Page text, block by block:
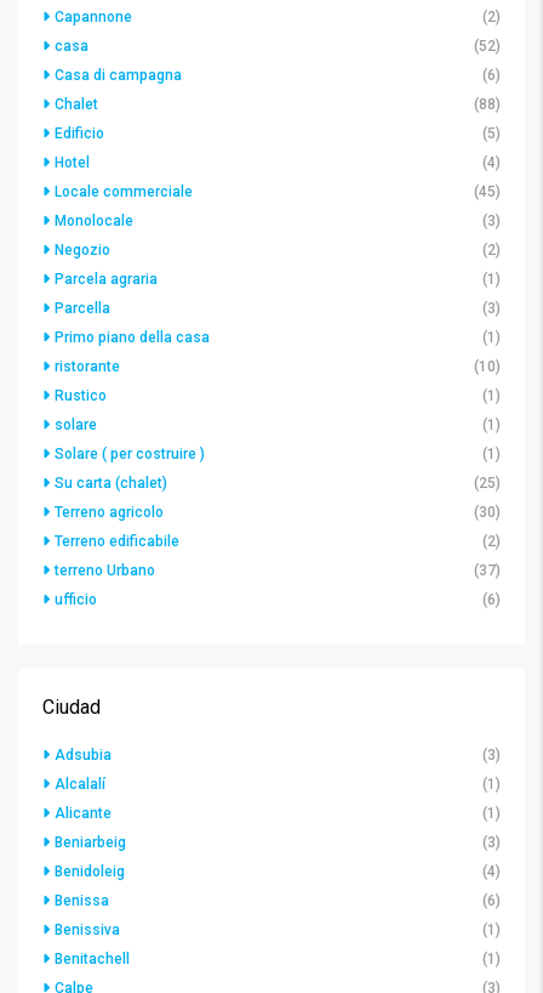
Capannone
(2)
casa
(52)
Casa di campagna
(6)
Chalet
(88)
Edificio
(5)
Hotel
(4)
Locale commerciale
(45)
Monolocale
(3)
Negozio
(2)
Parcela agraria
(1)
Parcella
(3)
Primo piano della casa
(1)
ristorante
(10)
Rustico
(1)
solare
(1)
Solare ( per costruire )
(1)
Su carta (chalet)
(25)
Terreno agricolo
(30)
Terreno edificabile
(2)
terreno Urbano
(37)
ufficio
(6)
Ciudad
Adsubia
(3)
Alcalalí
(1)
Alicante
(1)
Beniarbeig
(3)
Benidoleig
(4)
Benissa
(6)
Benissiva
(1)
Benitachell
(1)
Calpe
(3)